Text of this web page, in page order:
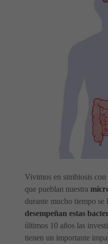
Vivimos en simbiosis con
que pueblan nuestra
durante mucho tiempo se
desempeñan estas
últimos 10 años las
tienen un importante